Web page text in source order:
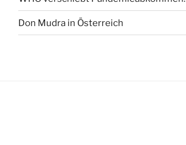
Don Mudra in Österreich